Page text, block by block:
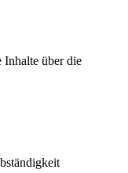
Inhalte über die